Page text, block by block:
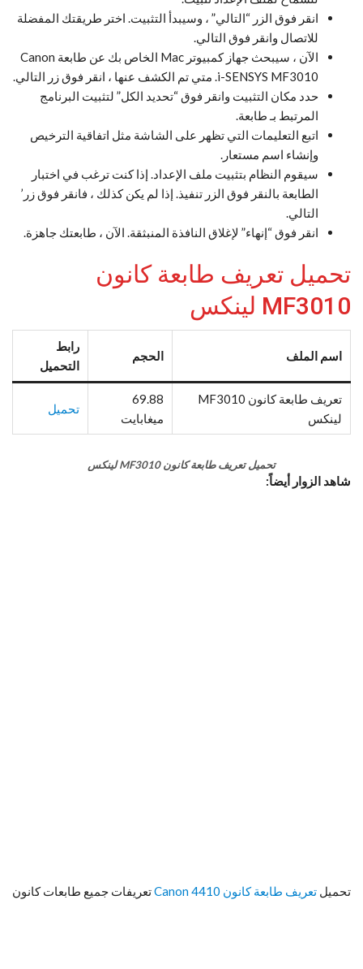
انقر فوق الزر “التالي” ، وسيبدأ التثبيت. اختر طريقتك المفضلة
للاتصال وانقر فوق التالي.
الآن ، سيبحث جهاز كمبيوتر Mac الخاص بك عن طابعة Canon
i-SENSYS MF3010. متي تم الكشف عنها ، انقر فوق زر التالي.
حدد مكان التثبيت وانقر فوق “تحديد الكل” لتثبيت البرنامج
المرتبط بـ طابعة.
اتبع التعليمات التي تظهر على الشاشة مثل اتفاقية الترخيص
وإنشاء اسم مستعار.
سيقوم النظام بتثبيت ملف الإعداد. إذا كنت ترغب في اختبار
الطابعة بالنقر فوق الزر تنفيذ. إذا لم يكن كذلك ، فانقر فوق زر’
التالي.
انقر فوق “إنهاء” لإغلاق النافذة المنبثقة. الآن ، طابعتك جاهزة.
تحميل تعريف طابعة كانون
MF3010 لينكس
اسم الملف الحجم
رابط
التحميل
تعريف طابعة كانون MF3010
لينكس
69.88
ميغابايت
تحميل
تحميل تعريف طابعة كانون MF3010 لينكس
شاهد الزوار أيضاً:
تحميل تعريف طابعة كانون Canon 4410 تعريفات جميع طابعات كانون